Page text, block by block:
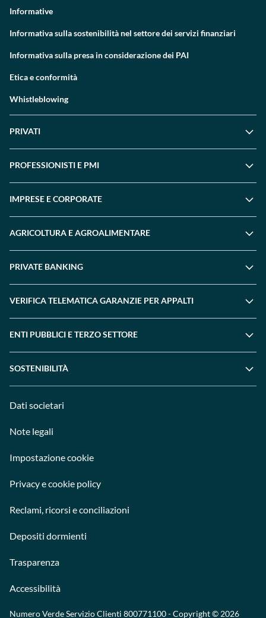
Informative
Informativa sulla sostenibilità nel settore dei servizi finanziari
Informativa sulla presa in considerazione dei PAI
Etica e conformità
Whistleblowing
PRIVATI
PROFESSIONISTI E PMI
IMPRESE E CORPORATE
AGRICOLTURA E AGROALIMENTARE
PRIVATE BANKING
VERIFICA TELEMATICA GARANZIE PER APPALTI
ENTI PUBBLICI E TERZO SETTORE
SOSTENIBILITÀ
Dati societari
Note legali
Impostazione cookie
Privacy e cookie policy
Reclami, ricorsi e conciliazioni
Depositi dormienti
Trasparenza
Accessibilità
Numero Verde Servizio Clienti 800771100- Copyright © 2026